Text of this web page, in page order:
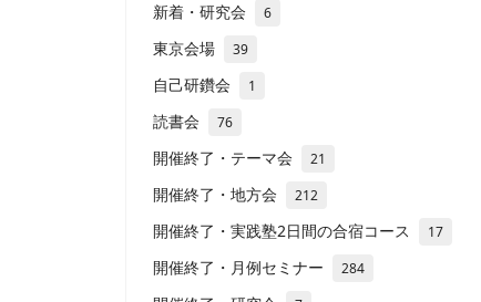
新着・研究会 6
東京会場 39
自己研鑽会 1
読書会 76
開催終了・テーマ会 21
開催終了・地方会 212
開催終了・実践塾2日間の合宿コース 17
開催終了・月例セミナー 284